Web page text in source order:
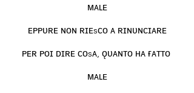
ᴍᴀʟᴇ
ᴇᴘᴘᴜʀᴇ ɴᴏɴ ʀɪᴇsᴄᴏ ᴀ ʀɪɴᴜɴᴄɪᴀʀᴇ
ᴘᴇʀ ᴘᴏɪ ᴅɪʀᴇ ᴄᴏsᴀ, ǫᴜᴀɴᴛᴏ ʜᴀ ғᴀᴛᴛᴏ
ᴍᴀʟᴇ